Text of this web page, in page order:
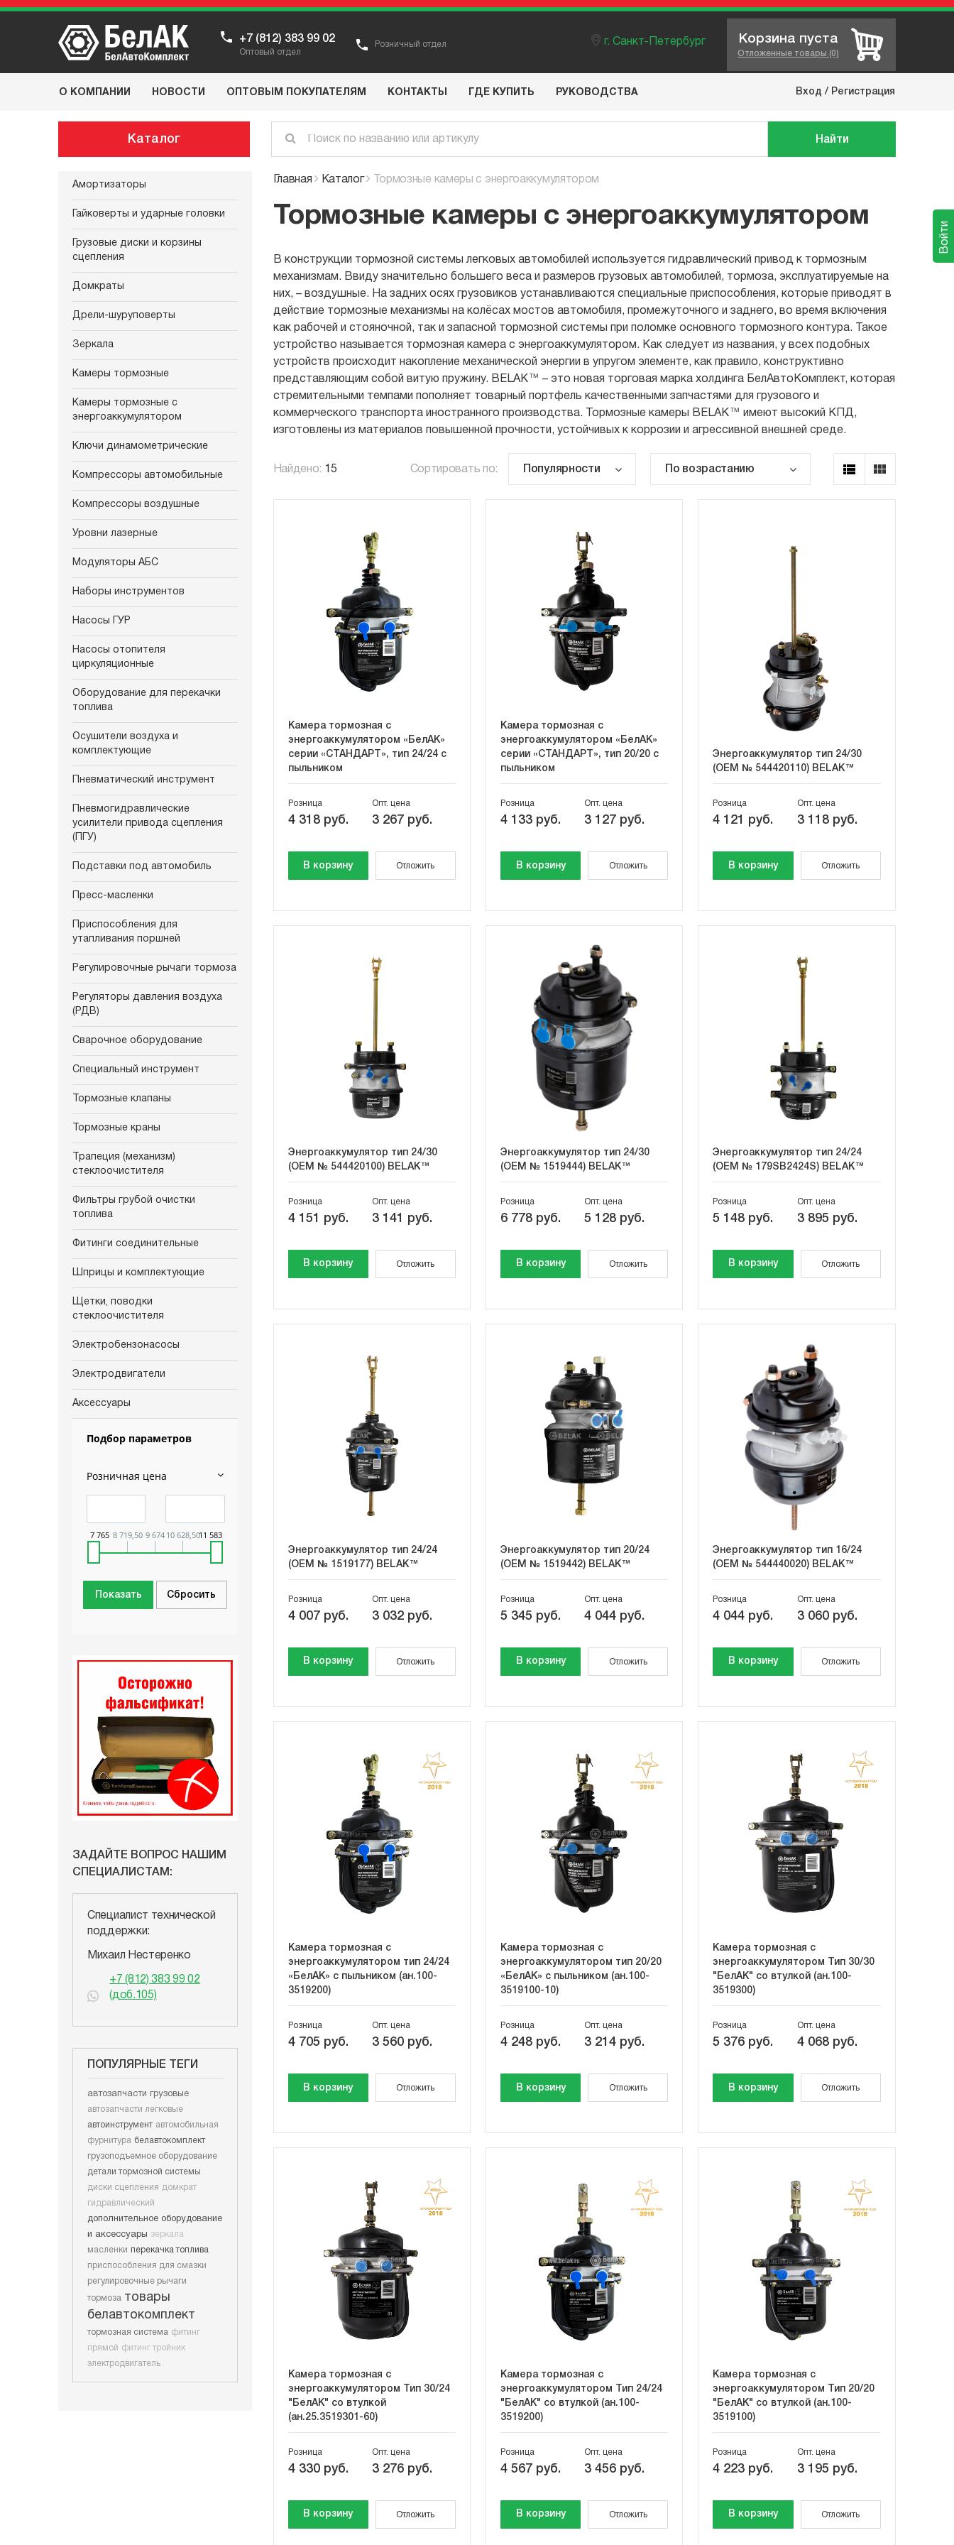
+7 (812) 383 99 02
Оптовый отдел
Розничный отдел г. Санкт-Петербург Корзина пуста
Отложенные товары (0)
О КОМПАНИИ НОВОСТИ ОПТОВЫМ ПОКУПАТЕЛЯМ КОНТАКТЫ ГДЕ КУПИТЬ РУКОВОДСТВА Вход / Регистрация
Каталог Найти
Амортизаторы
Гайковерты и ударные головки
Грузовые диски и корзины
сцепления
Домкраты
Дрели-шуруповерты
Зеркала
Камеры тормозные
Камеры тормозные с
энергоаккумулятором
Ключи динамометрические
Компрессоры автомобильные
Компрессоры воздушные
Уровни лазерные
Модуляторы АБС
Наборы инструментов
Насосы ГУР
Насосы отопителя
циркуляционные
Оборудование для перекачки
топлива
Осушители воздуха и
комплектующие
Пневматический инструмент
Пневмогидравлические
усилители привода сцепления
(ПГУ)
Подставки под автомобиль
Пресс-масленки
Приспособления для
утапливания поршней
Регулировочные рычаги тормоза
Регуляторы давления воздуха
(РДВ)
Сварочное оборудование
Специальный инструмент
Тормозные клапаны
Тормозные краны
Трапеция (механизм)
стеклоочистителя
Фильтры грубой очистки
топлива
Фитинги соединительные
Шприцы и комплектующие
Щетки, поводки
стеклоочистителя
Электробензонасосы
Электродвигатели
Аксессуары
Подбор параметров
Розничная цена
7 765 8 719,50 9 674 10 628,5011 583
ЗАДАЙТЕ ВОПРОС НАШИМ
СПЕЦИАЛИСТАМ:
Специалист технической
поддержки:
Михаил Нестеренко
+7 (812) 383 99 02
(доб.105)
ПОПУЛЯРНЫЕ ТЕГИ
автозапчасти грузовые
автозапчасти легковые
автоинструмент автомобильная
фурнитура белавтокомплект
грузоподъемное оборудование
детали тормозной системы
диски сцепления
домкрат
гидравлический
дополнительное оборудование
и аксессуары зеркала
масленки перекачка топлива
приспособления для смазки
регулировочные рычаги
тормоза товары
белавтокомплект
тормозная система фитинг
прямой фитинг тройник
электродвигатель
Главная Каталог Тормозные камеры с энергоаккумулятором
Тормозные камеры с энергоаккумулятором
В конструкции тормозной системы легковых автомобилей используется гидравлический привод к тормозным
механизмам. Ввиду значительно большего веса и размеров грузовых автомобилей, тормоза, эксплуатируемые на
них, – воздушные. На задних осях грузовиков устанавливаются специальные приспособления, которые приводят в
действие тормозные механизмы на колёсах мостов автомобиля, промежуточного и заднего, во время включения
как рабочей и стояночной, так и запасной тормозной системы при поломке основного тормозного контура. Такое
устройство называется тормозная камера с энергоаккумулятором. Как следует из названия, у всех подобных
устройств происходит накопление механической энергии в упругом элементе, как правило, конструктивно
представляющим собой витую пружину. BELAK™ – это новая торговая марка холдинга БелАвтоКомплект, которая
стремительными темпами пополняет товарный портфель качественными запчастями для грузового и
коммерческого транспорта иностранного производства. Тормозные камеры BELAK™ имеют высокий КПД,
изготовлены из материалов повышенной прочности, устойчивых к коррозии и агрессивной внешней среде.
Найдено: 15 Сортировать по:
Камера тормозная с
энергоаккумулятором «БелАК»
серии «СТАНДАРТ», тип 24/24 с
пыльником
Розница
4 318 руб.
Опт. цена
3 267 руб.
В корзину Отложить
Камера тормозная с
энергоаккумулятором «БелАК»
серии «СТАНДАРТ», тип 20/20 с
пыльником
Розница
4 133 руб.
Опт. цена
3 127 руб.
В корзину Отложить
Энергоаккумулятор тип 24/30
(OEM № 544420110) BELAK™
Розница
4 121 руб.
Опт. цена
3 118 руб.
В корзину Отложить
Энергоаккумулятор тип 24/30
(OEM № 544420100) BELAK™
Розница
4 151 руб.
Опт. цена
3 141 руб.
В корзину Отложить
Энергоаккумулятор тип 24/30
(OEM № 1519444) BELAK™
Розница
6 778 руб.
Опт. цена
5 128 руб.
В корзину Отложить
Энергоаккумулятор тип 24/24
(OEM № 179SB2424S) BELAK™
Розница
5 148 руб.
Опт. цена
3 895 руб.
В корзину Отложить
Энергоаккумулятор тип 24/24
(OEM № 1519177) BELAK™
Розница
4 007 руб.
Опт. цена
3 032 руб.
В корзину Отложить
Энергоаккумулятор тип 20/24
(OEM № 1519442) BELAK™
Розница
5 345 руб.
Опт. цена
4 044 руб.
В корзину Отложить
Энергоаккумулятор тип 16/24
(OEM № 544440020) BELAK™
Розница
4 044 руб.
Опт. цена
3 060 руб.
В корзину Отложить
Камера тормозная с
энергоаккумулятором тип 24/24
«БелАК» с пыльником (ан.100-
3519200)
Розница
4 705 руб.
Опт. цена
3 560 руб.
В корзину Отложить
Камера тормозная с
энергоаккумулятором тип 20/20
«БелАК» с пыльником (ан.100-
3519100-10)
Розница
4 248 руб.
Опт. цена
3 214 руб.
В корзину Отложить
Камера тормозная с
энергоаккумулятором Тип 30/30
"БелАК" со втулкой (ан.100-
3519300)
Розница
5 376 руб.
Опт. цена
4 068 руб.
В корзину Отложить
Камера тормозная с
энергоаккумулятором Тип 30/24
"БелАК" со втулкой
(ан.25.3519301-60)
Розница
4 330 руб.
Опт. цена
3 276 руб.
В корзину Отложить
Камера тормозная с
энергоаккумулятором Тип 24/24
"БелАК" со втулкой (ан.100-
3519200)
Розница
4 567 руб.
Опт. цена
3 456 руб.
В корзину Отложить
Камера тормозная с
энергоаккумулятором Тип 20/20
"БелАК" со втулкой (ан.100-
3519100)
Розница
4 223 руб.
Опт. цена
3 195 руб.
В корзину Отложить
Войти